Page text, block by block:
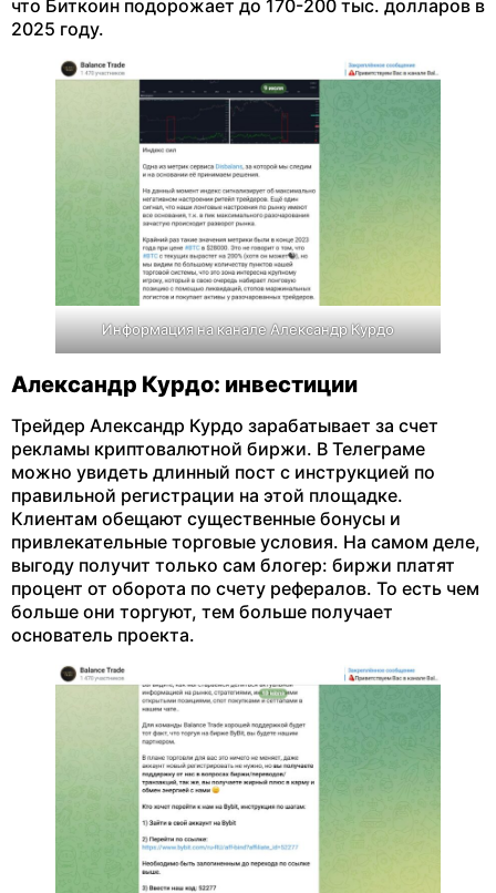
что Биткоин подорожает до 170-200 тыс. долларов в
2025 году.
Информация на канале Александр Курдо
Александр Курдо: инвестиции
Трейдер Александр Курдо зарабатывает за счет
рекламы криптовалютной биржи. В Телеграме
можно увидеть длинный пост с инструкцией по
правильной регистрации на этой площадке.
Клиентам обещают существенные бонусы и
привлекательные торговые условия. На самом деле,
выгоду получит только сам блогер: биржи платят
процент от оборота по счету рефералов. То есть чем
больше они торгуют, тем больше получает
основатель проекта.